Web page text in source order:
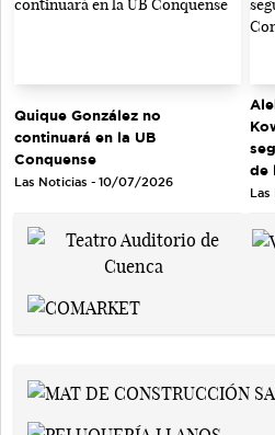
Quique González no
continuará en la UB
Conquense
Las Noticias - 10/07/2026
de